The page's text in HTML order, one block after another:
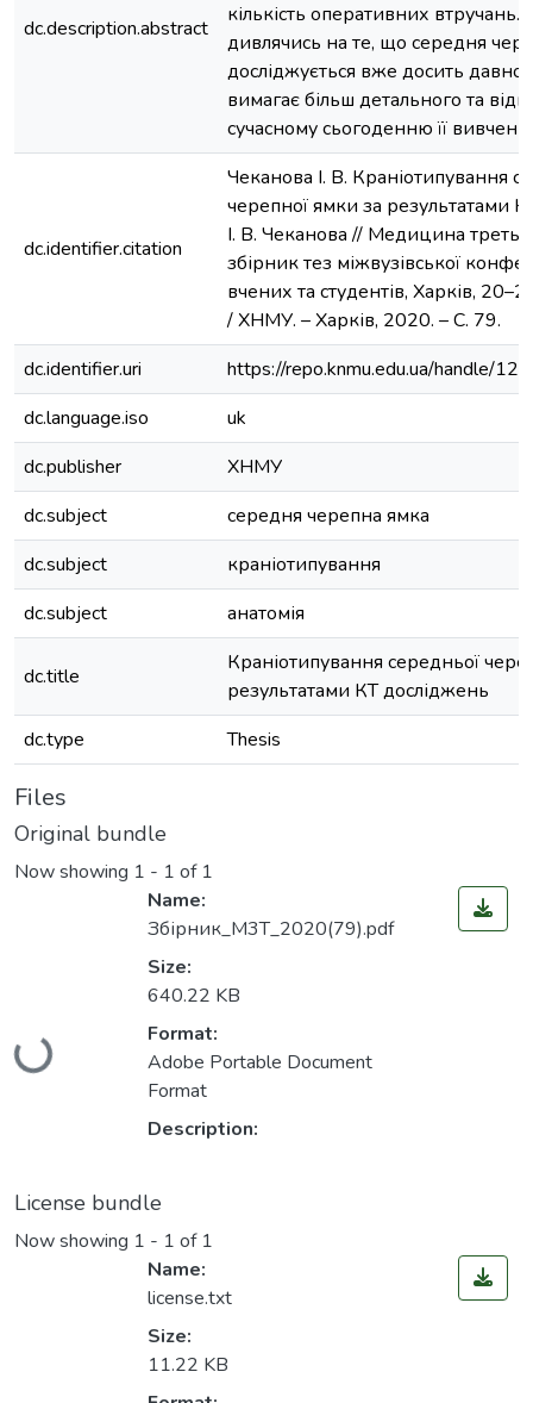
dc.description.abstract
кількість оперативних втручань.
дивлячись на те, що середня
досліджується вже досить
вимагає більш детального та
сучасному сьогоденню її
dc.identifier.citation
Чеканова І. В. Краніотипування
черепної ямки за результатами
І. В. Чеканова // Медицина
збірник тез міжвузівської
вчених та студентів, Харків,
/ ХНМУ. – Харків, 2020. – С. 79.
dc.identifier.uri
https://repo.knmu.edu.ua/handle/
dc.language.iso
uk
dc.publisher
ХНМУ
dc.subject
середня черепна ямка
dc.subject
краніотипування
dc.subject
анатомія
dc.title
Краніотипування середньої
результатами КТ досліджень
dc.type
Thesis
Files
Original bundle
Now showing 1 - 1 of 1
Loading...
Name:
Збірник_М3Т_2020(79).pdf
Size:
640.22 KB
Format:
Adobe Portable Document
Format
Description:
License bundle
Now showing 1 - 1 of 1
Name:
license.txt
Size:
11.22 KB